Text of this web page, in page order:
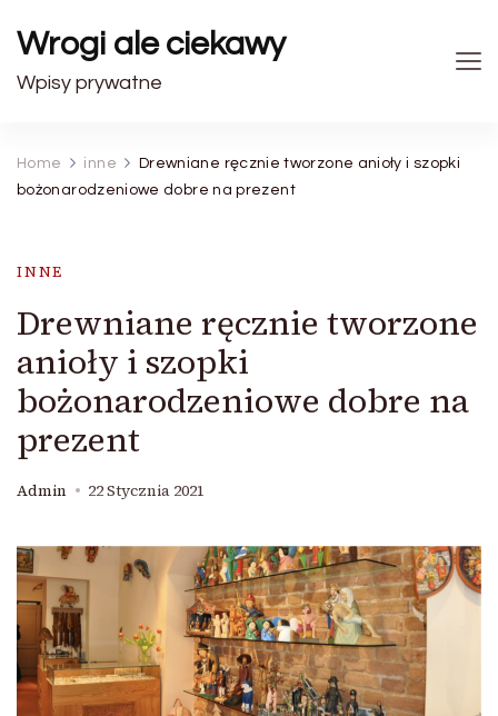
Wrogi ale ciekawy
Wpisy prywatne
Home inne
Drewniane ręcznie tworzone anioły i szopki
bożonarodzeniowe dobre na prezent
INNE
Drewniane ręcznie tworzone
anioły i szopki
bożonarodzeniowe dobre na
prezent
Admin 22 Stycznia 2021